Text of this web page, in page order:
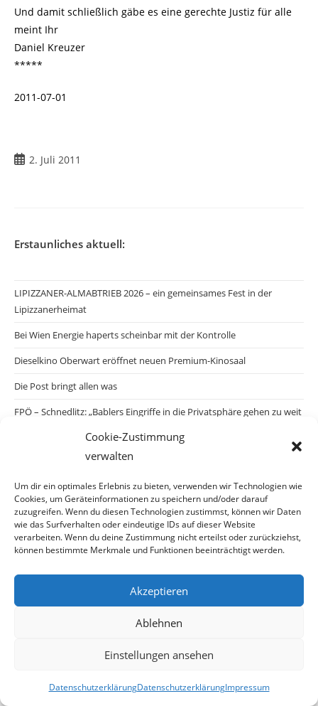
Cookie-Zustimmung
verwalten
Um dir ein optimales Erlebnis zu bieten, verwenden wir Technologien wie
Cookies, um Geräteinformationen zu speichern und/oder darauf
zuzugreifen. Wenn du diesen Technologien zustimmst, können wir Daten
wie das Surfverhalten oder eindeutige IDs auf dieser Website
verarbeiten. Wenn du deine Zustimmung nicht erteilst oder zurückziehst,
können bestimmte Merkmale und Funktionen beeinträchtigt werden.
Akzeptieren
Ablehnen
Einstellungen ansehen
DatenschutzerklärungDatenschutzerklärungImpressum
Und damit schließlich gäbe es eine gerechte Justiz für alle
meint Ihr
Daniel Kreuzer
*****
2011-07-01
2. Juli 2011
Erstaunliches aktuell:
LIPIZZANER-ALMABTRIEB 2026 – ein gemeinsames Fest in der
Lipizzanerheimat
Bei Wien Energie haperts scheinbar mit der Kontrolle
Dieselkino Oberwart eröffnet neuen Premium-Kinosaal
Die Post bringt allen was
FPÖ – Schnedlitz: „Bablers Eingriffe in die Privatsphäre gehen zu weit
Zurzeit sind gefakte A1-Rechnungen online unterwegs
die Gefahr endlich konkret!“
Biologisches Wunder in Ceuta
Ein vermeintliches Abschiebemärchen
Archiv